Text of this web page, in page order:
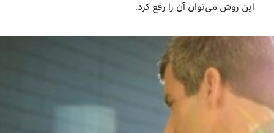
این روش می‌توان آن را رفع کرد.